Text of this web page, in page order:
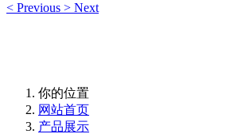
< Previous > Next
你的位置
网站首页
产品展示